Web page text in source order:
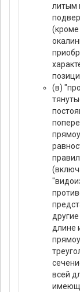
литым
(кроме
(в)
длине
всей